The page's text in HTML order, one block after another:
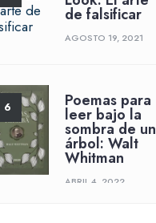
de falsificar
AGOSTO 19, 2021
Poemas para
leer bajo la
sombra de un
árbol: Walt
Whitman
ABRIL 4, 2022